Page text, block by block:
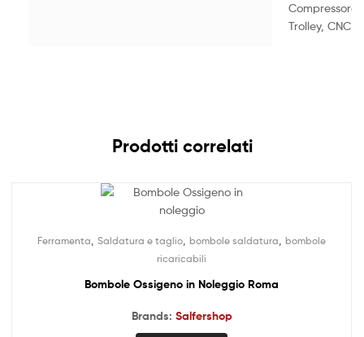
Compressore
Trolley, CNC
Prodotti correlati
Ferramenta Saldatura e taglio bombole saldatura bombole
ricaricabili
Bombole Ossigeno in Noleggio Roma
Brands: Salfershop